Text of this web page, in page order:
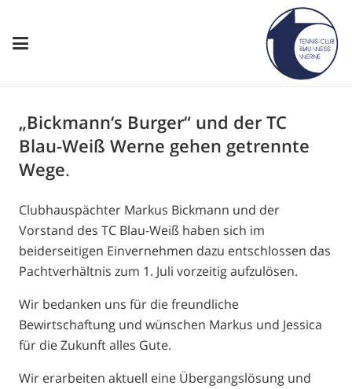
„Bickmann‘s Burger“ und der TC
Blau-Weiß Werne gehen getrennte
Wege.
Clubhauspächter Markus Bickmann und der
Vorstand des TC Blau-Weiß haben sich im
beiderseitigen Einvernehmen dazu entschlossen das
Pachtverhältnis zum 1. Juli vorzeitig aufzulösen.
Wir bedanken uns für die freundliche
Bewirtschaftung und wünschen Markus und Jessica
für die Zukunft alles Gute.
Wir erarbeiten aktuell eine Übergangslösung und